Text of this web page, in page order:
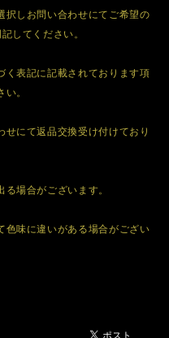
しお問い合わせにてご希望の
してください。
表記に記載されております項
。
にて返品交換受け付けており
場合がございます。
色味に違いがある場合がござい